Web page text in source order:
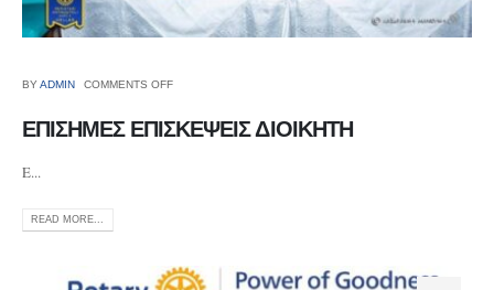
BYADMIN COMMENTS OFF
ΕΠΙΣΗΜΕΣ ΕΠΙΣΚΕΨΕΙΣ ΔΙΟΙΚΗΤΗ
E...
READ MORE...